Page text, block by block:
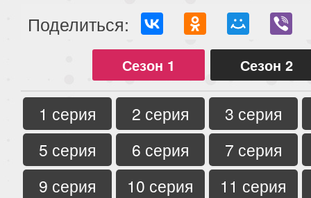
Поделиться:
Сезон 1 Сезон 2
1 серия 2 серия
3 серия
5 серия
6 серия
7 серия
9 серия
10 серия
11 серия